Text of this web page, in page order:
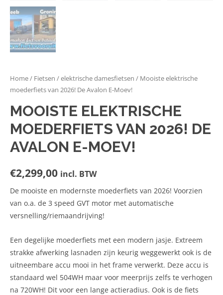
Home/ Fietsen /elektrische damesfietsen / Mooiste elektrische
moederfiets van 2026! De Avalon E-Moev!
MOOISTE ELEKTRISCHE
MOEDERFIETS VAN 2026! DE
AVALON E-MOEV!
€2,299,00 incl. BTW
De mooiste en modernste moederfiets van 2026! Voorzien
van o.a. de 3 speed GVT motor met automatische
versnelling/riemaandrijving!
Een degelijke moederfiets met een modern jasje. Extreem
strakke afwerking lasnaden zijn keurig weggewerkt ook is de
uitneembare accu mooi in het frame verwerkt. Deze accu is
standaard wel 504WH maar voor meerprijs zelfs te verhogen
na 720WH! Dit voor een lange actieradius. Ook is de fiets